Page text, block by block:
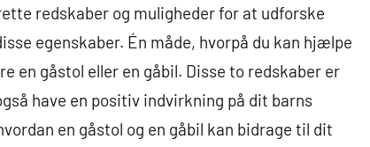
redskaber og muligheder for at udforske
egenskaber. Én måde, hvorpå du kan hjælpe
en gåstol eller en gåbil. Disse to redskaber er
have en positiv indvirkning på dit barns
en gåstol og en gåbil kan bidrage til dit